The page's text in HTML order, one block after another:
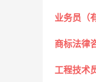
业务员（
商标法律
工程技术